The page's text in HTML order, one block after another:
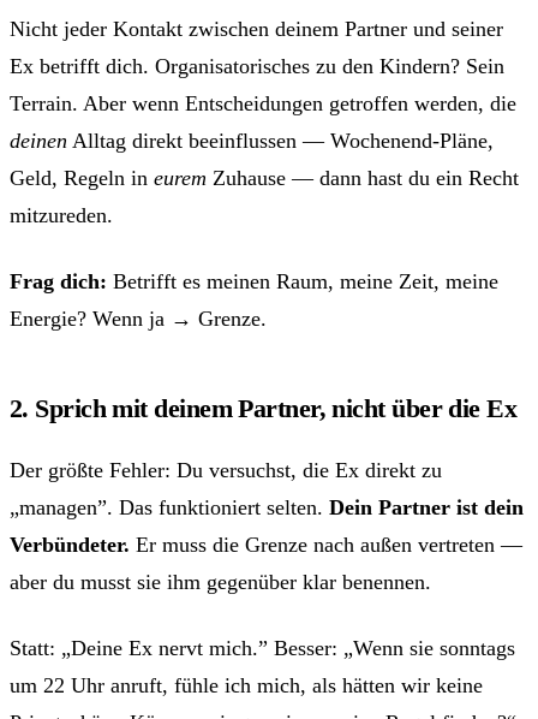
Nicht jeder Kontakt zwischen deinem Partner und seiner
Ex betrifft dich. Organisatorisches zu den Kindern? Sein
Terrain. Aber wenn Entscheidungen getroffen werden, die
deinen Alltag direkt beeinflussen — Wochenend-Pläne,
Geld, Regeln in eurem Zuhause — dann hast du ein Recht
mitzureden.
Frag dich: Betrifft es meinen Raum, meine Zeit, meine
Energie? Wenn ja → Grenze.
2. Sprich mit deinem Partner, nicht über die Ex
Der größte Fehler: Du versuchst, die Ex direkt zu
„managen”. Das funktioniert selten. Dein Partner ist dein
Verbündeter. Er muss die Grenze nach außen vertreten —
aber du musst sie ihm gegenüber klar benennen.
Statt: „Deine Ex nervt mich.” Besser: „Wenn sie sonntags
um 22 Uhr anruft, fühle ich mich, als hätten wir keine